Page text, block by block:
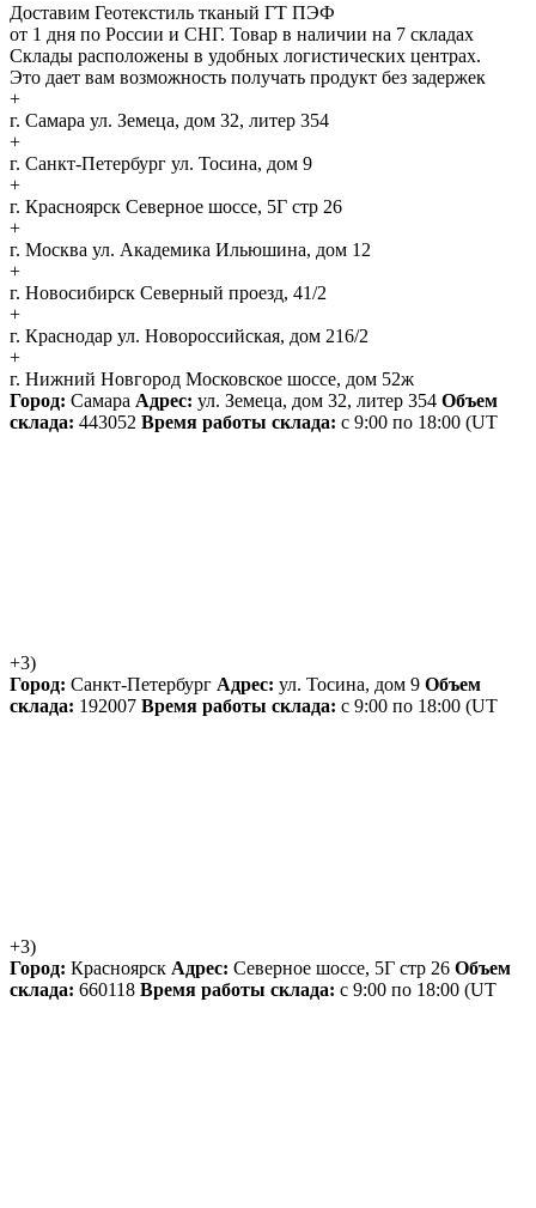
Доставим Геотекстиль тканый ГТ ПЭФ
от 1 дня по России и СНГ. Товар в наличии на 7 складах
Склады расположены в удобных логистических центрах.
Это дает вам возможность получать продукт без задержек
+
г. Самара ул. Земеца, дом 32, литер 354
+
г. Санкт-Петербург ул. Тосина, дом 9
+
г. Красноярск Северное шоссе, 5Г стр 26
+
г. Москва ул. Академика Ильюшина, дом 12
+
г. Новосибирск Северный проезд, 41/2
+
г. Краснодар ул. Новороссийская, дом 216/2
+
г. Нижний Новгород Московское шоссе, дом 52ж
Город: Самара Адрес: ул. Земеца, дом 32, литер 354 Объем
склада: 443052 Время работы склада: с 9:00 по 18:00 (UT
+3)
Город: Санкт-Петербург Адрес: ул. Тосина, дом 9 Объем
склада: 192007 Время работы склада: с 9:00 по 18:00 (UT
+3)
Город: Красноярск Адрес: Северное шоссе, 5Г стр 26 Объем
склада: 660118 Время работы склада: с 9:00 по 18:00 (UT